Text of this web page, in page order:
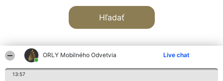
ORLY Mobilného Odvetvia Live chat
13:57
Hľadať